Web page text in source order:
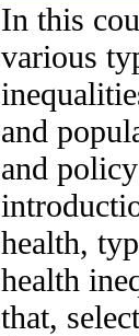
In this
various
and
and
health,
health
that,